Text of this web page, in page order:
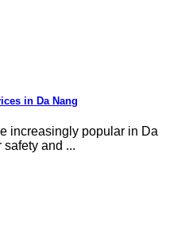
in Da Nang
increasingly popular in Da
safety and ...